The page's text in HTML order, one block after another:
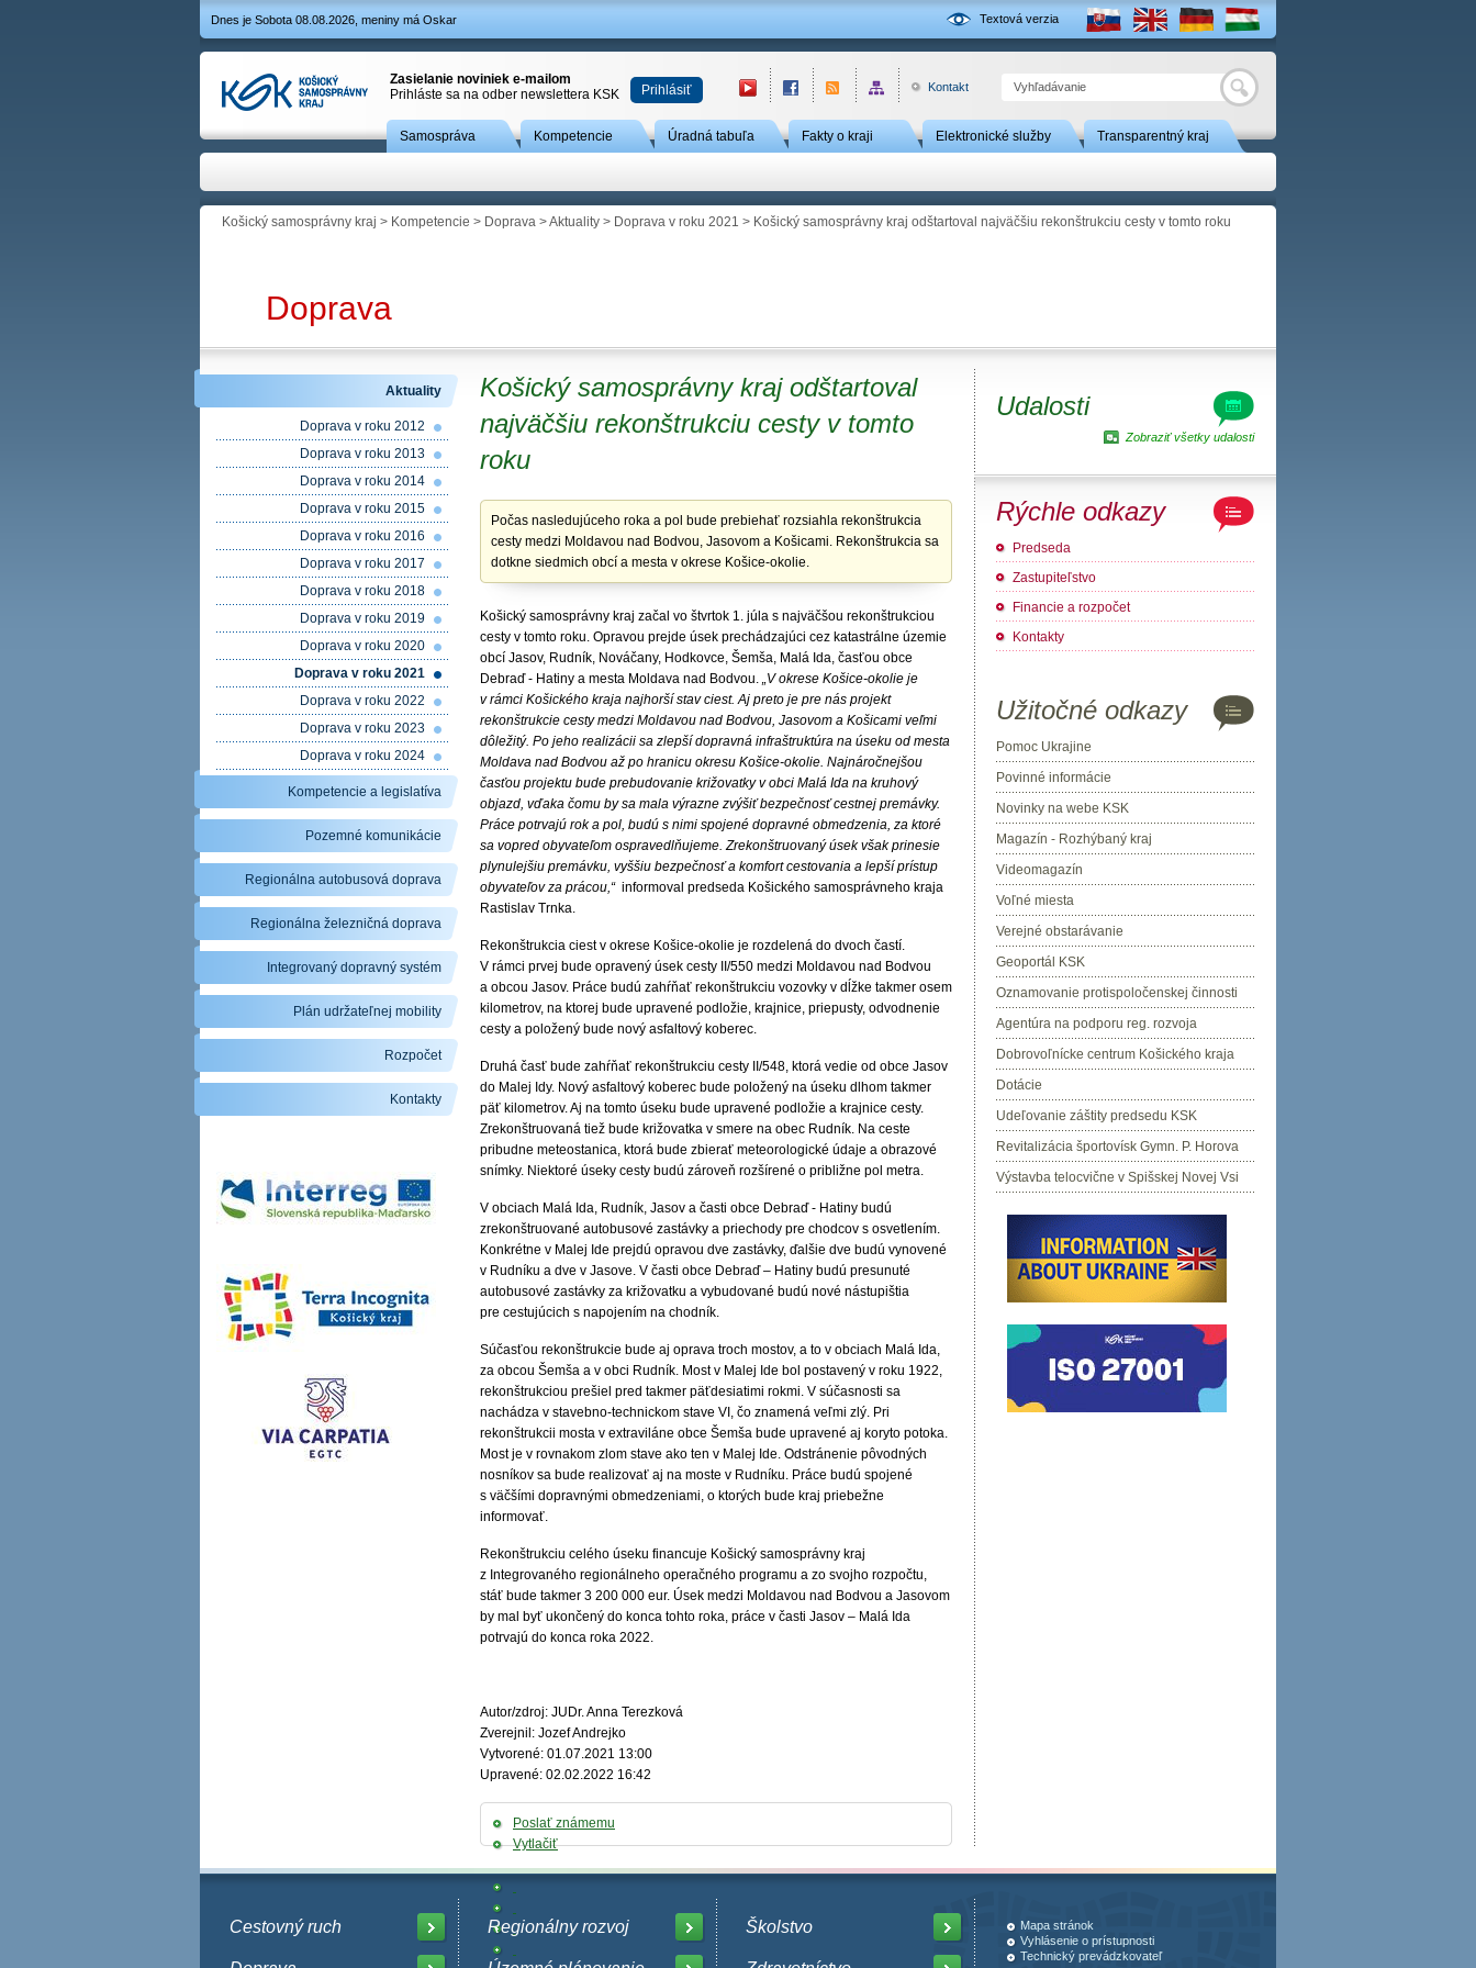
Textová verzia
Dnes je Sobota 08.08.2026, meniny má Oskar
Hľadať
Zasielanie noviniek e-mailom
Prihláste sa na odber newslettera KSK
Prihlásiť Kontakt
Samospráva Kompetencie Úradná tabuľa Fakty o kraji Elektronické služby Transparentný kraj
Košický samosprávny kraj > Kompetencie > Doprava >Aktuality > Doprava v roku 2021 > Košický samosprávny kraj odštartoval najväčšiu rekonštrukciu cesty v tomto roku
Doprava
Košický samosprávny kraj odštartoval
najväčšiu rekonštrukciu cesty v tomto
roku
Počas nasledujúceho roka a pol bude prebiehať rozsiahla rekonštrukcia
cesty medzi Moldavou nad Bodvou, Jasovom a Košicami. Rekonštrukcia sa
dotkne siedmich obcí a mesta v okrese Košice-okolie.
Košický samosprávny kraj začal vo štvrtok 1. júla s najväčšou rekonštrukciou
cesty v tomto roku. Opravou prejde úsek prechádzajúci cez katastrálne územie
obcí Jasov, Rudník, Nováčany, Hodkovce, Šemša, Malá Ida, časťou obce
Debraď - Hatiny a mesta Moldava nad Bodvou. „V okrese Košice-okolie je
v rámci Košického kraja najhorší stav ciest. Aj preto je pre nás projekt
rekonštrukcie cesty medzi Moldavou nad Bodvou, Jasovom a Košicami veľmi
dôležitý. Po jeho realizácii sa zlepší dopravná infraštruktúra na úseku od mesta
Moldava nad Bodvou až po hranicu okresu Košice-okolie. Najnáročnejšou
časťou projektu bude prebudovanie križovatky v obci Malá Ida na kruhový
objazd, vďaka čomu by sa mala výrazne zvýšiť bezpečnosť cestnej premávky.
Práce potrvajú rok a pol, budú s nimi spojené dopravné obmedzenia, za ktoré
sa vopred obyvateľom ospravedlňujeme. Zrekonštruovaný úsek však prinesie
plynulejšiu premávku, vyššiu bezpečnosť a komfort cestovania a lepší prístup
obyvateľov za prácou,“ informoval predseda Košického samosprávneho kraja
Rastislav Trnka.
Rekonštrukcia ciest v okrese Košice-okolie je rozdelená do dvoch častí.
V rámci prvej bude opravený úsek cesty II/550 medzi Moldavou nad Bodvou
a obcou Jasov. Práce budú zahŕňať rekonštrukciu vozovky v dĺžke takmer osem
kilometrov, na ktorej bude upravené podložie, krajnice, priepusty, odvodnenie
cesty a položený bude nový asfaltový koberec.
Druhá časť bude zahŕňať rekonštrukciu cesty II/548, ktorá vedie od obce Jasov
do Malej Idy. Nový asfaltový koberec bude položený na úseku dlhom takmer
päť kilometrov. Aj na tomto úseku bude upravené podložie a krajnice cesty.
Zrekonštruovaná tiež bude križovatka v smere na obec Rudník. Na ceste
pribudne meteostanica, ktorá bude zbierať meteorologické údaje a obrazové
snímky. Niektoré úseky cesty budú zároveň rozšírené o približne pol metra.
V obciach Malá Ida, Rudník, Jasov a časti obce Debraď - Hatiny budú
zrekonštruované autobusové zastávky a priechody pre chodcov s osvetlením.
Konkrétne v Malej Ide prejdú opravou dve zastávky, ďalšie dve budú vynovené
v Rudníku a dve v Jasove. V časti obce Debraď – Hatiny budú presunuté
autobusové zastávky za križovatku a vybudované budú nové nástupištia
pre cestujúcich s napojením na chodník.
Súčasťou rekonštrukcie bude aj oprava troch mostov, a to v obciach Malá Ida,
za obcou Šemša a v obci Rudník. Most v Malej Ide bol postavený v roku 1922,
rekonštrukciou prešiel pred takmer päťdesiatimi rokmi. V súčasnosti sa
nachádza v stavebno-technickom stave VI, čo znamená veľmi zlý. Pri
rekonštrukcii mosta v extraviláne obce Šemša bude upravené aj koryto potoka.
Most je v rovnakom zlom stave ako ten v Malej Ide. Odstránenie pôvodných
nosníkov sa bude realizovať aj na moste v Rudníku. Práce budú spojené
s väčšími dopravnými obmedzeniami, o ktorých bude kraj priebežne
informovať.
Rekonštrukciu celého úseku financuje Košický samosprávny kraj
z Integrovaného regionálneho operačného programu a zo svojho rozpočtu,
stáť bude takmer 3 200 000 eur. Úsek medzi Moldavou nad Bodvou a Jasovom
by mal byť ukončený do konca tohto roka, práce v časti Jasov – Malá Ida
potrvajú do konca roka 2022.
Autor/zdroj: JUDr. Anna Terezková
Zverejnil: Jozef Andrejko
Vytvorené: 01.07.2021 13:00
Upravené: 02.02.2022 16:42
Poslať známemu
Vytlačiť
Aktuality
Doprava v roku 2012
Doprava v roku 2013
Doprava v roku 2014
Doprava v roku 2015
Doprava v roku 2016
Doprava v roku 2017
Doprava v roku 2018
Doprava v roku 2019
Doprava v roku 2020
Doprava v roku 2021
Doprava v roku 2022
Doprava v roku 2023
Doprava v roku 2024
Kompetencie a legislatíva
Pozemné komunikácie
Regionálna autobusová doprava
Regionálna železničná doprava
Integrovaný dopravný systém
Plán udržateľnej mobility
Rozpočet
Kontakty
Udalosti
Zobraziť všetky udalosti
Rýchle odkazy
Predseda
Zastupiteľstvo
Financie a rozpočet
Kontakty
Užitočné odkazy
Pomoc Ukrajine
Povinné informácie
Novinky na webe KSK
Magazín - Rozhýbaný kraj
Videomagazín
Voľné miesta
Verejné obstarávanie
Geoportál KSK
Oznamovanie protispoločenskej činnosti
Agentúra na podporu reg. rozvoja
Dobrovoľnícke centrum Košického kraja
Dotácie
Udeľovanie záštity predsedu KSK
Revitalizácia športovísk Gymn. P. Horova
Výstavba telocvične v Spišskej Novej Vsi
Cestovný ruch Regionálny rozvoj Školstvo
Mapa stránok
Vyhlásenie o prístupnosti
Technický prevádzkovateľ